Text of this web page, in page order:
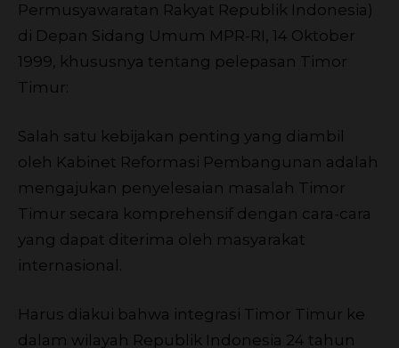
Permusyawaratan Rakyat Republik Indonesia)
di Depan Sidang Umum MPR-RI, 14 Oktober
1999, khususnya tentang pelepasan Timor
Timur:
Salah satu kebijakan penting yang diambil
oleh Kabinet Reformasi Pembangunan adalah
mengajukan penyelesaian masalah Timor
Timur secara komprehensif dengan cara-cara
yang dapat diterima oleh masyarakat
internasional.
Harus diakui bahwa integrasi Timor Timur ke
dalam wilayah Republik Indonesia 24 tahun